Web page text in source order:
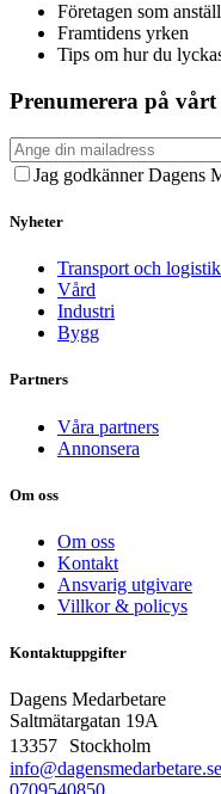
Företagen som
Framtidens yrken
Tips om hur du
Prenumerera på
Jag godkänner Dagens
Nyheter
Transport och logistik
Vård
Industri
Bygg
Partners
Våra partners
Annonsera
Om oss
Om oss
Kontakt
Ansvarig utgivare
Villkor & policys
Kontaktuppgifter
Dagens Medarbetare
Saltmätargatan 19A
13357 Stockholm
info@dagensmedarbetare.se